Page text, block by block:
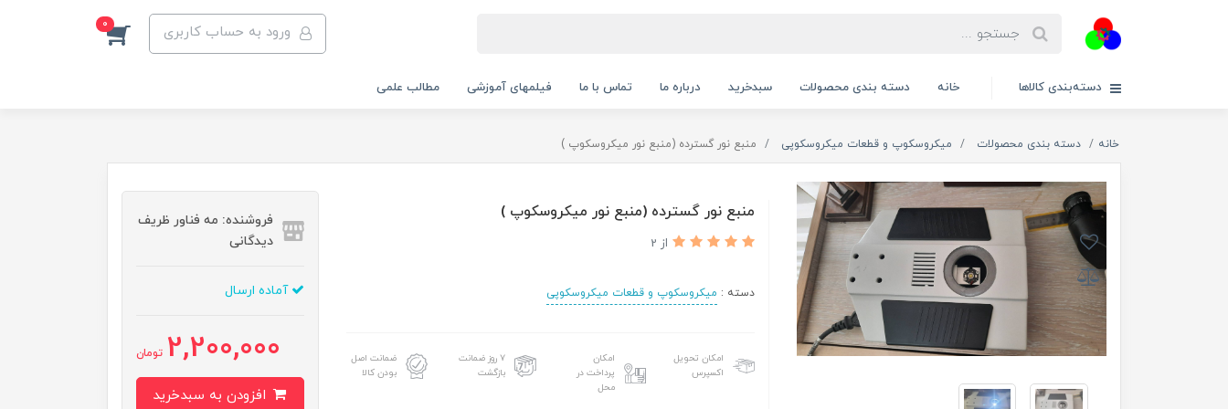
ورود به حساب کاربری 0
دسته‌بندی کالاها خانه دسته بندی محصولات سبدخرید درباره ما تماس با ما فیلمهای آموزشی مطالب علمی
خانه دسته بندی محصولات میکروسکوپ و قطعات میکروسکوپی منبع نور گسترده (منبع نور میکروسکوپ )
منبع نور گسترده (منبع نور میکروسکوپ )
از 2
دسته : میکروسکوپ و قطعات میکروسکوپی
امکان تحویل
اکسپرس
امکان
پرداخت در
محل
۷ روز ضمانت
بازگشت
ضمانت اصل
بودن کالا
فروشنده: مه فناور ظریف
دیدگانی
آماده ارسال
2,200,000 تومان